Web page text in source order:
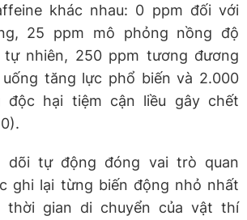
khác nhau: 0 ppm đối với
25 ppm mô phỏng nồng độ
nhiên, 250 ppm tương đương
tăng lực phổ biến và 2.000
độc hại tiệm cận liều gây chết
dõi tự động đóng vai trò quan
ghi lại từng biến động nhỏ nhất
thời gian di chuyển của vật thí